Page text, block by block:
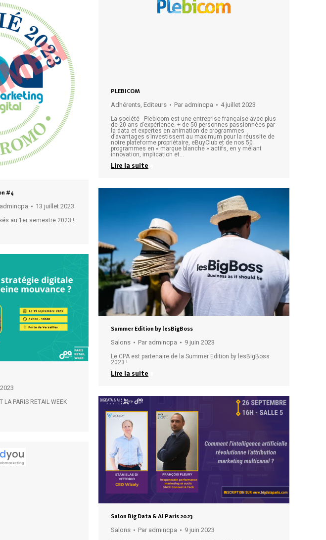
#4
admincpa 13 juillet 2023
au 1er semestre 2023 !
PLEBICOM
Adhérents, Editeurs Par admincpa 4 juillet 2023
La société Plebicom est une entreprise française avec plus
de 20 ans d’expérience. + de 50 personnes passionnées par
la data et expertes en animation de programmes
d’avantages s’investissent au maximum pour la réussite de
notre plateforme propriétaire, eBuyClub et de nos 50
programmes en « marque blanche » actifs, en y mêlant
innovation, implication et…
Lire la suite
Summer Edition by lesBigBoss
Salons Par admincpa 9 juin 2023
Le CPA est partenaire de la Summer Edition by lesBigBoss
2023 !
Lire la suite
LA PARIS RETAIL WEEK
Salon Big Data & AI Paris 2023
Salons Par admincpa 9 juin 2023